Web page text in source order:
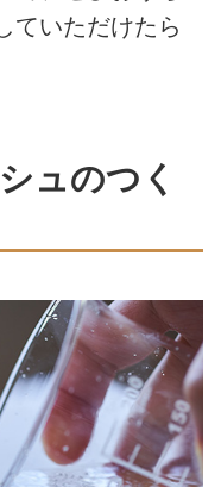
ていただけたら
ュのつく